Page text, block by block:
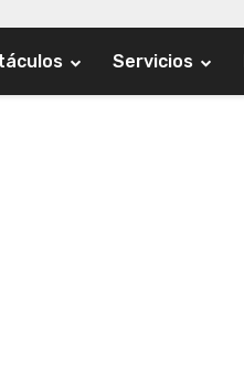
Servicios